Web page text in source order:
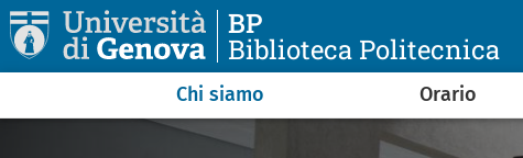
Salta al contenuto principale
BP
Biblioteca Politecnica
Navigazione principale
Chi siamo Orario